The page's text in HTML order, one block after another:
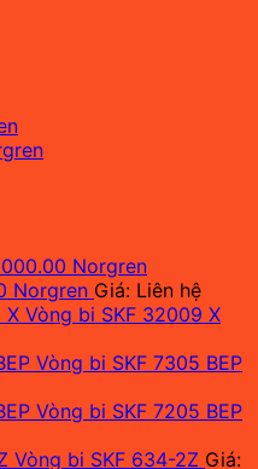
Norgren Giá: Liên hệ
Vòng bi SKF 32009 X
Vòng bi SKF 7305 BEP
Vòng bi SKF 7205 BEP
Vòng bi SKF 634-2Z Giá: